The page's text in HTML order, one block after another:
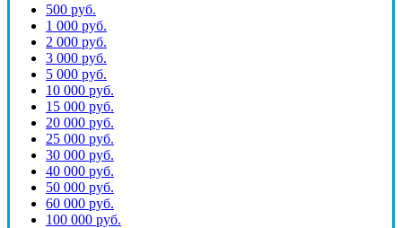
500 руб.
1 000 руб.
2 000 руб.
3 000 руб.
5 000 руб.
10 000 руб.
15 000 руб.
20 000 руб.
25 000 руб.
30 000 руб.
40 000 руб.
50 000 руб.
60 000 руб.
100 000 руб.